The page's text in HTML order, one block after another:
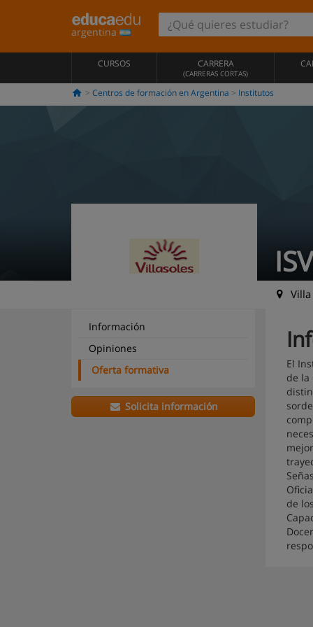
argentina
CURSOS CARRERA
(CARRERAS CORTAS)
Centros de formación en Argentina Institutos
Información
Opiniones
Oferta formativa
Solicita información
El
de la
de